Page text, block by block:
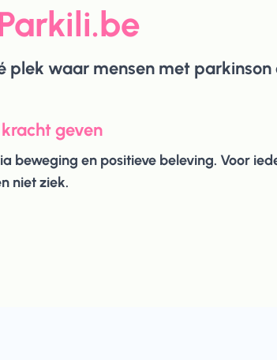
plek waar mensen met
geven
beweging en positieve beleving. Voor
niet ziek.